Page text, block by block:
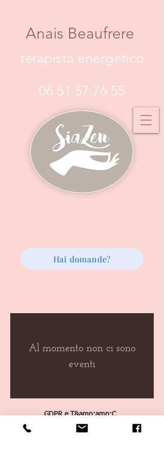
Anais Beaufrere
terapista energetico
06 51 57 76 55
Hai domande?
Al momento non ci sono
eventi
GDPR e T&amp;amp;C